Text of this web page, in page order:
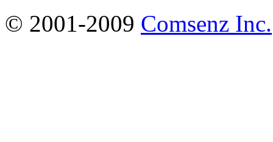
© 2001-2009 Comsenz Inc.